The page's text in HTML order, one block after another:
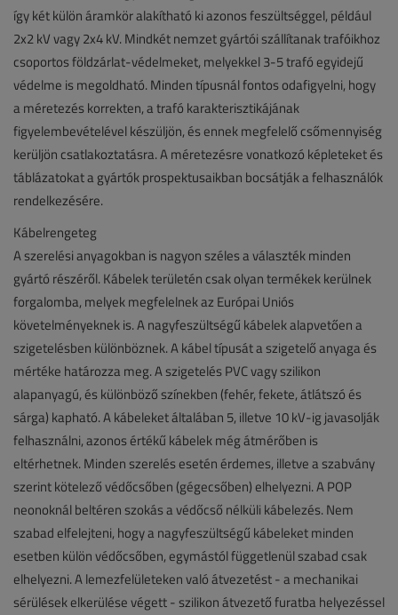
így két külön áramkör alakítható ki azonos feszültséggel, például
2x2 kV vagy 2x4 kV. Mindkét nemzet gyártói szállítanak trafóikhoz
csoportos földzárlat-védelmeket, melyekkel 3-5 trafó egyidejű
védelme is megoldható. Minden típusnál fontos odafigyelni, hogy
a méretezés korrekten, a trafó karakterisztikájának
figyelembevételével készüljön, és ennek megfelelő csőmennyiség
kerüljön csatlakoztatásra. A méretezésre vonatkozó képleteket és
táblázatokat a gyártók prospektusaikban bocsátják a felhasználók
rendelkezésére.
Kábelrengeteg
A szerelési anyagokban is nagyon széles a választék minden
gyártó részéről. Kábelek területén csak olyan termékek kerülnek
forgalomba, melyek megfelelnek az Európai Uniós
követelményeknek is. A nagyfeszültségű kábelek alapvetően a
szigetelésben különböznek. A kábel típusát a szigetelő anyaga és
mértéke határozza meg. A szigetelés PVC vagy szilikon
alapanyagú, és különböző színekben (fehér, fekete, átlátszó és
sárga) kapható. A kábeleket általában 5, illetve 10 kV-ig javasolják
felhasználni, azonos értékű kábelek még átmérőben is
eltérhetnek. Minden szerelés esetén érdemes, illetve a szabvány
szerint kötelező védőcsőben (gégecsőben) elhelyezni. A POP
neonoknál beltéren szokás a védőcső nélküli kábelezés. Nem
szabad elfelejteni, hogy a nagyfeszültségű kábeleket minden
esetben külön védőcsőben, egymástól függetlenül szabad csak
elhelyezni. A lemezfelületeken való átvezetést - a mechanikai
sérülések elkerülése végett - szilikon átvezető furatba helyezéssel